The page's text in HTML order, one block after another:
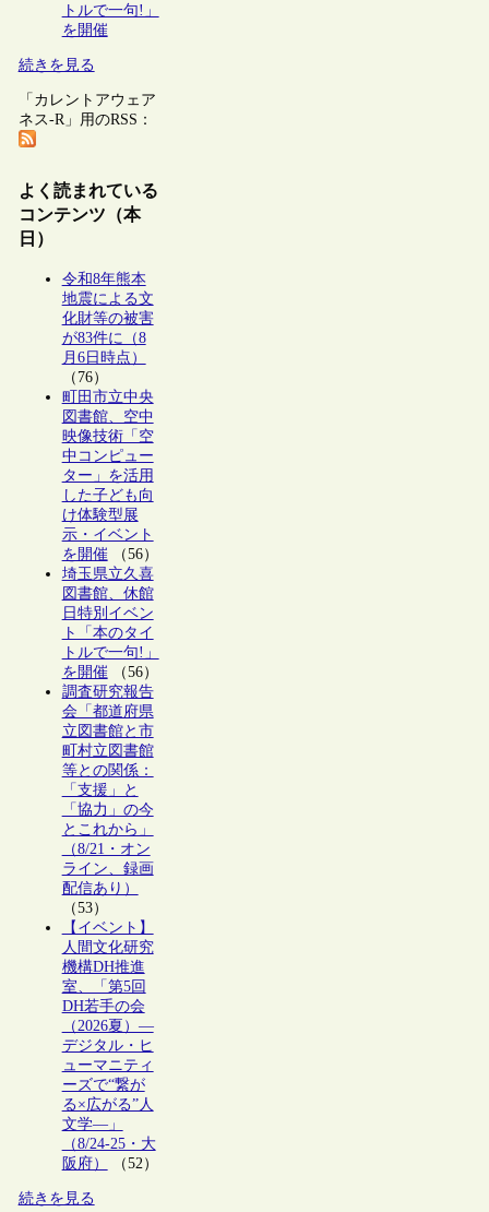
トルで一句!」
を開催
続きを見る
「カレントアウェア
ネス-R」用のRSS：
よく読まれている
コンテンツ（本
日）
令和8年熊本
地震による文
化財等の被害
が83件に（8
月6日時点）
（76）
町田市立中央
図書館、空中
映像技術「空
中コンピュー
ター」を活用
した子ども向
け体験型展
示・イベント
を開催（56）
埼玉県立久喜
図書館、休館
日特別イベン
ト「本のタイ
トルで一句!」
を開催（56）
調査研究報告
会「都道府県
立図書館と市
町村立図書館
等との関係：
「支援」と
「協力」の今
とこれから」
（8/21・オン
ライン、録画
配信あり）
（53）
【イベント】
人間文化研究
機構DH推進
室、「第5回
DH若手の会
（2026夏）―
デジタル・ヒ
ューマニティ
ーズで“繋が
る×広がる”人
文学―」
（8/24-25・大
阪府）
（52）
続きを見る